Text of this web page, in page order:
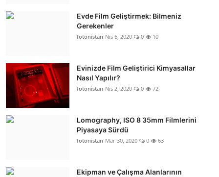
Evde Film Geliştirmek: Bilmeniz
Gerekenler
fotonistan Nis 6, 2020 0 10
Evinizde Film Geliştirici Kimyasallar
Nasıl Yapılır?
fotonistan Nis 2, 2020 0 72
Lomography, ISO 8 35mm Filmlerini
Piyasaya Sürdü
fotonistan Mar 30, 2020 0 63
Ekipman ve Çalışma Alanlarının